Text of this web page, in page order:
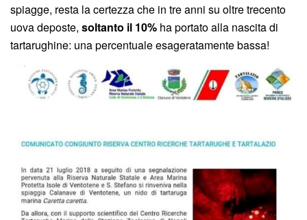
spiagge, resta la certezza che in tre anni su oltre trecento
uova deposte, soltanto il 10% ha portato alla nascita di
tartarughine: una percentuale esageratamente bassa!